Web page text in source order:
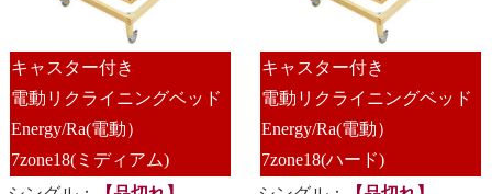
キャスター付き
電動リクライニングベッド
Energy/Ra(電動）
7zone18(ミディアム)
キャスター付き
電動リクライニングベッド
Energy/Ra(電動）
7zone18(ハード)